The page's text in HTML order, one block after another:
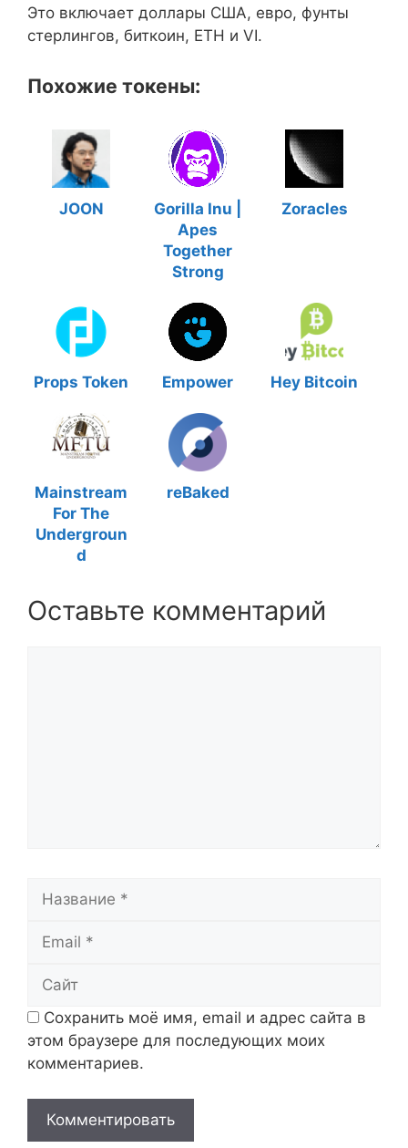
Это включает доллары США, евро, фунты
стерлингов, биткоин, ETH и VI.
Похожие токены:
JOON
Gorilla Inu |
Apes
Together
Strong
Zoracles
Props Token Empower Hey Bitcoin
Mainstream
For The
Undergroun
d
reBaked
Оставьте комментарий
Название
Email
Сайт
Сохранить моё имя, email и адрес сайта в
этом браузере для последующих моих
комментариев.